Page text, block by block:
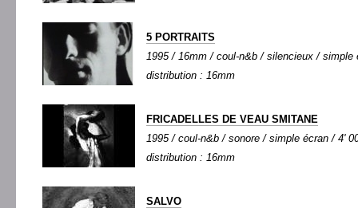
5 PORTRAITS
1995 / 16mm / coul-n&b / silencieux / simple
distribution : 16mm
FRICADELLES DE VEAU SMITANE
1995 / coul-n&b / sonore / simple écran / 4'
distribution : 16mm
SALVO